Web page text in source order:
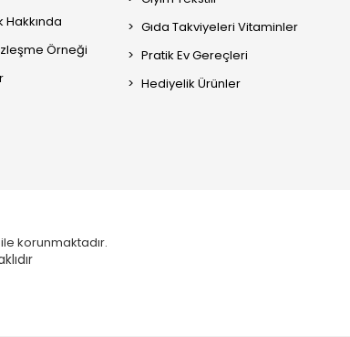
Hakkında
Örneği
Gıda Takviyeleri Vitaminler
Pratik Ev Gereçleri
Hediyelik Ürünler
korunmaktadır.